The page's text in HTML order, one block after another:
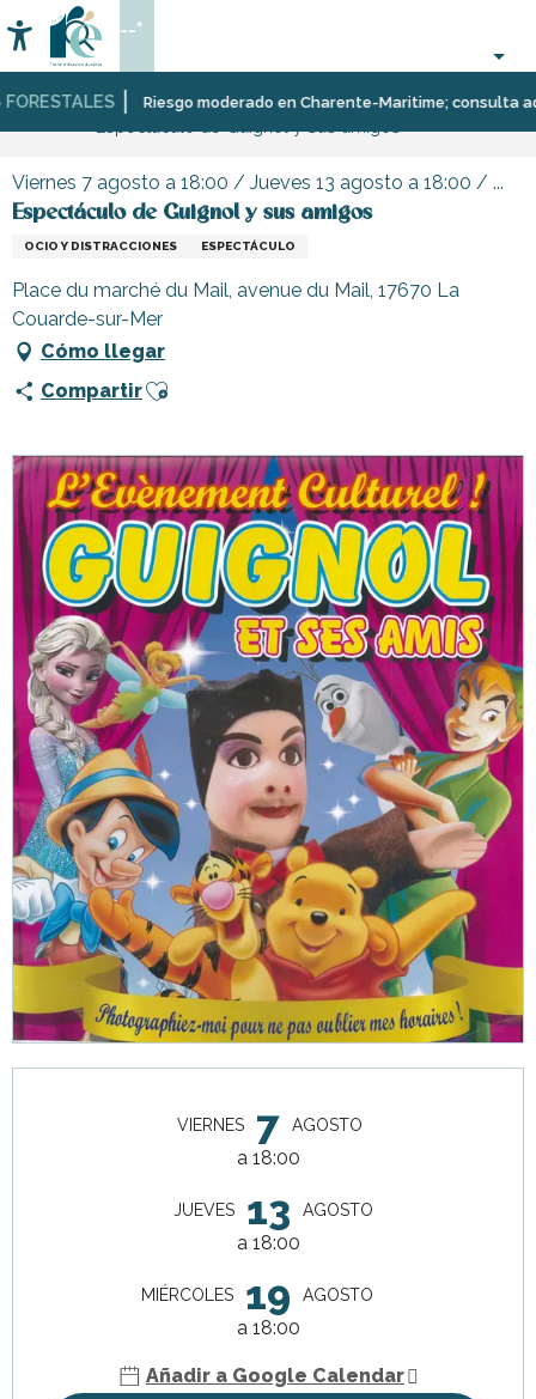
au
contenu
principal
Riesgo moderado en Charente-Maritime; consulta
Accessibilité
Buscar
--°
Página Web
Organización
y
Ocio
Eventos
Viernes 7 agosto a 18:00 / Jueves 13 agosto a 18:00 / ...
Espectáculo de Guignol y sus amigos
OCIO Y DISTRACCIONES ESPECTÁCULO
Place du marché du Mail, avenue du Mail, 17670 La
Couarde-sur-Mer
Cómo llegar
CompartirAjouter aux favoris
VIERNES 7 AGOSTO
a 18:00
JUEVES 13 AGOSTO
a 18:00
MIÉRCOLES 19 AGOSTO
a 18:00
Añadir a Google Calendar